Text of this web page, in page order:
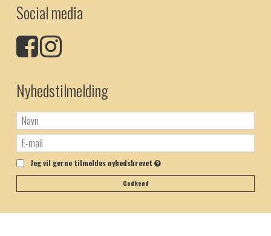
Social media
Nyhedstilmelding
Jeg vil gerne tilmeldes nyhedsbrevet
Godkend